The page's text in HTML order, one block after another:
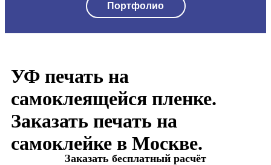
Портфолио
УФ печать на
самоклеящейся пленке.
Заказать печать на
самоклейке в Москве.
Заказать бесплатный расчёт